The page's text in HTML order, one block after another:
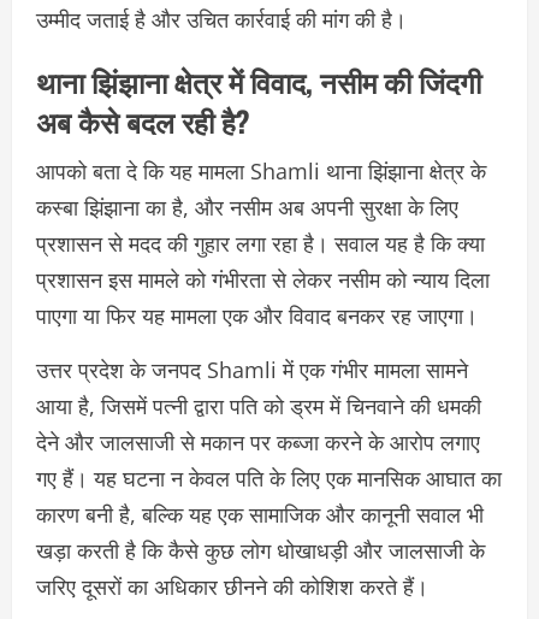
उम्मीद जताई है और उचित कार्रवाई की मांग की है।
थाना झिंझाना क्षेत्र में विवाद, नसीम की जिंदगी
अब कैसे बदल रही है?
आपको बता दे कि यह मामला Shamli थाना झिंझाना क्षेत्र के
कस्बा झिंझाना का है, और नसीम अब अपनी सुरक्षा के लिए
प्रशासन से मदद की गुहार लगा रहा है। सवाल यह है कि क्या
प्रशासन इस मामले को गंभीरता से लेकर नसीम को न्याय दिला
पाएगा या फिर यह मामला एक और विवाद बनकर रह जाएगा।
उत्तर प्रदेश के जनपद Shamli में एक गंभीर मामला सामने
आया है, जिसमें पत्नी द्वारा पति को ड्रम में चिनवाने की धमकी
देने और जालसाजी से मकान पर कब्जा करने के आरोप लगाए
गए हैं। यह घटना न केवल पति के लिए एक मानसिक आघात का
कारण बनी है, बल्कि यह एक सामाजिक और कानूनी सवाल भी
खड़ा करती है कि कैसे कुछ लोग धोखाधड़ी और जालसाजी के
जरिए दूसरों का अधिकार छीनने की कोशिश करते हैं।